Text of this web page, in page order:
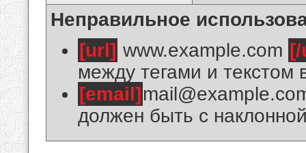
Неправильное
[url] www.example.com
между тегами и текстом
[email]
должен быть с